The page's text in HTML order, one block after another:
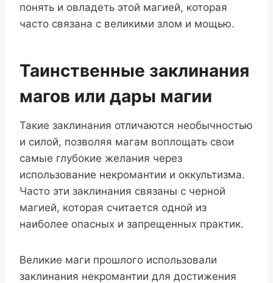
понять и овладеть этой магией, которая
часто связана с великими злом и мощью.
Таинственные заклинания
магов или дары магии
Такие заклинания отличаются необычностью
и силой, позволяя магам воплощать свои
самые глубокие желания через
использование некромантии и оккультизма.
Часто эти заклинания связаны с черной
магией, которая считается одной из
наиболее опасных и запрещенных практик.
Великие маги прошлого использовали
заклинания некромантии для достижения